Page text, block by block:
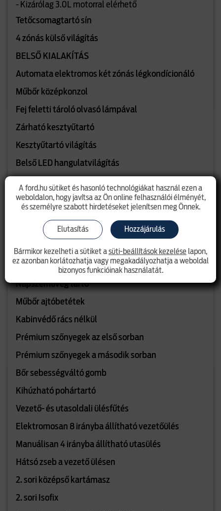
- Kizárólag 3.0L motorral elérhető
Tetőcsomagtartó sín
4 zónás külső világítás
BELSŐ KIALAKÍTÁS
Automata elektromos két zónás légkondícionáló
Műbőr középkonzol
Fej feletti tároló olvasó lámpával
Zárható kesztyűtartó
Kesztyűtartó világítás
Belső LED hangulatvilágítás
Tachográf előkészítés
Fekete tetőkárpit
Vezető- és utasoldali napellenző tükörrel
Napszemüveg tartó
Műbőr ajtóbetétek
Kabinvédő rács nélkül
Prémium szőnyegek az első sorban
Prémium szőnyegek a második sorban
Bőr sebességváltó gomb
Kihúzható pohártartó
Vezető- és utasoldali ülésfűtés
Elektromosan 8 irányba állítható vezetőülés
Manuálisan 4 irányba állítható utasülés
Hátsó zseb a vezető ülésen
2. sori középső kartámasz
2. sori Isofix
A ford.hu sütiket és hasonló technológiákat használ ezen a
weboldalon, hogy javítsa az Ön online felhasználói élményét,
és személyre szabott hirdetéseket jelenítsen meg Önnek.
Elutasítás Hozzájárulás
Bármikor kezelheti a sütiket asüti-beállítások kezelése lapon,
ez azonban korlátozhatja vagy megakadályozhatja a weboldal
bizonyos funkcióinak használatát.